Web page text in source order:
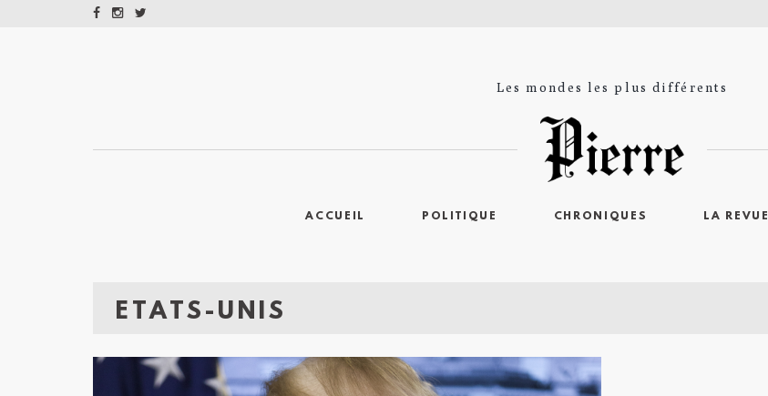
Les mondes les plus différents
ACCUEIL POLITIQUE CHRONIQUES LA REVUE
ETATS-UNIS